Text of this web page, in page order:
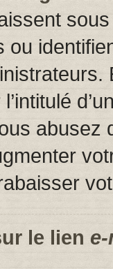
ou
le lien